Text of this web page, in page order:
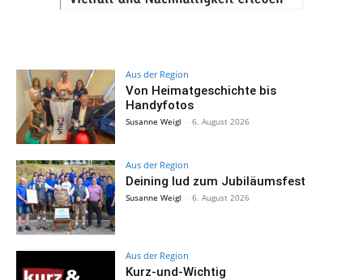
Aus der Region
Von Heimatgeschichte bis
Handyfotos
Susanne Weigl - 6. August 2026
Aus der Region
Deining lud zum Jubiläumsfest
Susanne Weigl - 6. August 2026
Aus der Region
Kurz-und-Wichtig